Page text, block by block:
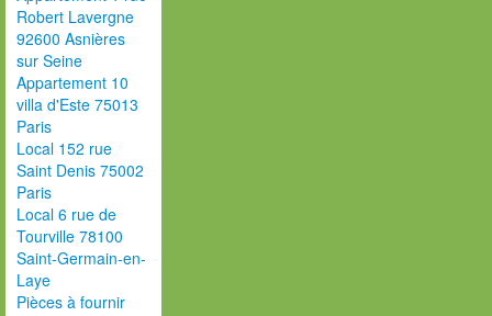
Robert Lavergne
92600 Asnières
sur Seine
Appartement 10
villa d'Este 75013
Paris
Local 152 rue
Saint Denis 75002
Paris
Local 6 rue de
Tourville 78100
Saint-Germain-en-
Laye
Pièces à fournir